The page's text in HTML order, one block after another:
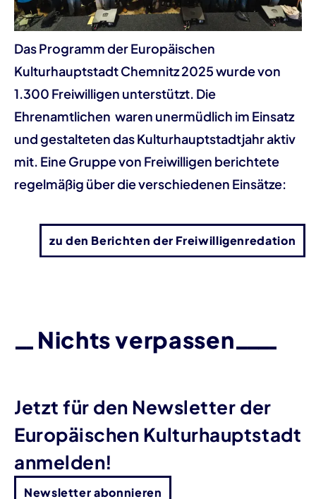
Das Programm der Europäischen
Kulturhauptstadt Chemnitz 2025 wurde von
1.300 Freiwilligen unterstützt. Die
Ehrenamtlichen waren unermüdlich im Einsatz
und gestalteten das Kulturhauptstadtjahr aktiv
mit. Eine Gruppe von Freiwilligen berichtete
regelmäßig über die verschiedenen Einsätze:
zu den Berichten der Freiwilligenredation
Nichts verpassen
Jetzt für den Newsletter der
Europäischen Kulturhauptstadt
anmelden!
Newsletter abonnieren